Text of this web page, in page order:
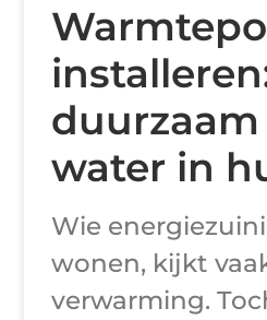
water in
Wie
wonen, kijkt
verwarming.